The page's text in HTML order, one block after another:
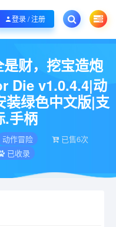
合游戏！销售只是起点！服务永无
登录 / 注册
>丧尸末世：地底全是财，挖
财，挖宝造炮
Die v1.0.4.4|动
装绿色中文版|支
.手柄
动作冒险
已售6次
已收录